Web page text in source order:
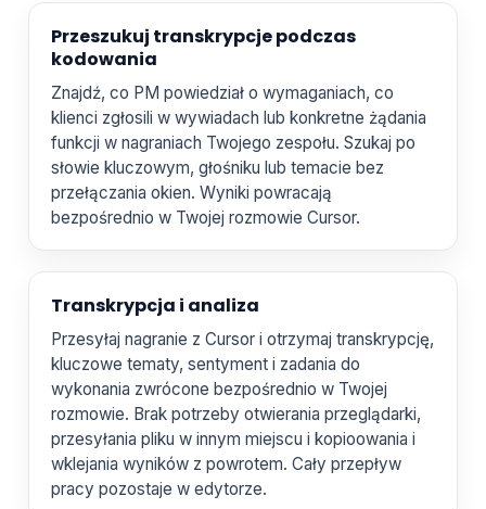
Przeszukuj transkrypcje podczas
kodowania
Znajdź, co PM powiedział o wymaganiach, co
klienci zgłosili w wywiadach lub konkretne żądania
funkcji w nagraniach Twojego zespołu. Szukaj po
słowie kluczowym, głośniku lub temacie bez
przełączania okien. Wyniki powracają
bezpośrednio w Twojej rozmowie Cursor.
Transkrypcja i analiza
Przesyłaj nagranie z Cursor i otrzymaj transkrypcję,
kluczowe tematy, sentyment i zadania do
wykonania zwrócone bezpośrednio w Twojej
rozmowie. Brak potrzeby otwierania przeglądarki,
przesyłania pliku w innym miejscu i kopioowania i
wklejania wyników z powrotem. Cały przepływ
pracy pozostaje w edytorze.